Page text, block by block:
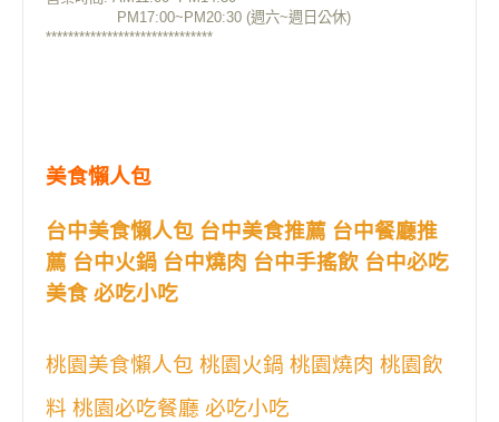
PM17:00~PM20:30 (週六~週日公休)
******************************
美食懶人包
台中美食懶人包 台中美食推薦 台中餐廳推
薦 台中火鍋 台中燒肉 台中手搖飲 台中必吃
美食 必吃小吃
桃園美食懶人包 桃園火鍋 桃園燒肉 桃園飲
料 桃園必吃餐廳 必吃小吃